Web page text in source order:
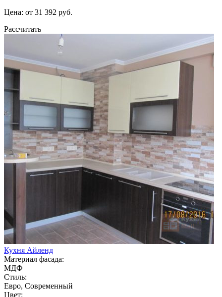
Цена: от 31 392 руб.
Рассчитать
Кухня Айленд
Материал фасада:
МДФ
Стиль:
Евро, Современный
Цвет: